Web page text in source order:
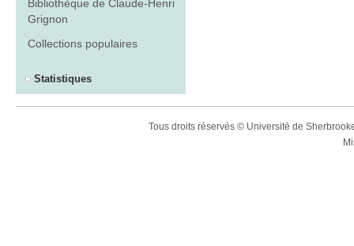
Bibliothèque de Claude-Henri
Grignon
Collections populaires
Statistiques
Tous droits réservés © Université de